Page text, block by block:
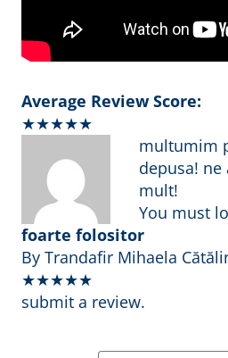
Average Review Score:
★★★★★
foarte folositor
By Trandafir Mihaela
★★★★★
multumim
depusa!
mult!
You must
submit a review.